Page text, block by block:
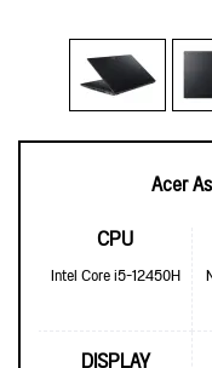
Acer
CPU
Intel Core i5-12450H